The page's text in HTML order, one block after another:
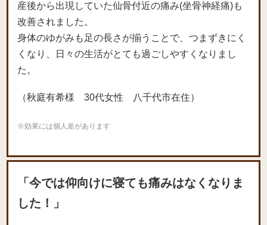
産後から出現していた仙骨付近の痛み(坐骨神経痛)も
改善されました。
身体のゆがみも足の長さが揃うことで、つまずきにく
くなり、日々の生活がとても過ごしやすくなりまし
た。
（秋庭有希様 30代女性 八千代市在住）
※効果には個人差があります
「今では仰向けに寝ても痛みはなくなりま
した！」